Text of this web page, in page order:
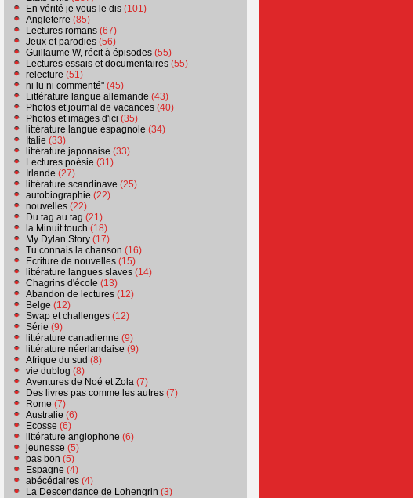
En vérité je vous le dis (101)
Angleterre (85)
Lectures romans (67)
Jeux et parodies (56)
Guillaume W, récit à épisodes (55)
Lectures essais et documentaires (55)
relecture (51)
ni lu ni commenté" (45)
Littérature langue allemande (43)
Photos et journal de vacances (40)
Photos et images d'ici (35)
littérature langue espagnole (34)
Italie (33)
littérature japonaise (33)
Lectures poésie (31)
Irlande (27)
littérature scandinave (25)
autobiographie (22)
nouvelles (22)
Du tag au tag (21)
la Minuit touch (18)
My Dylan Story (17)
Tu connais la chanson (16)
Ecriture de nouvelles (15)
littérature langues slaves (14)
Chagrins d'école (13)
Abandon de lectures (12)
Belge (12)
Swap et challenges (12)
Série (9)
littérature canadienne (9)
littérature néerlandaise (9)
Afrique du sud (8)
vie dublog (8)
Aventures de Noé et Zola (7)
Des livres pas comme les autres (7)
Rome (7)
Australie (6)
Ecosse (6)
littérature anglophone (6)
jeunesse (5)
pas bon (5)
Espagne (4)
abécédaires (4)
La Descendance de Lohengrin (3)